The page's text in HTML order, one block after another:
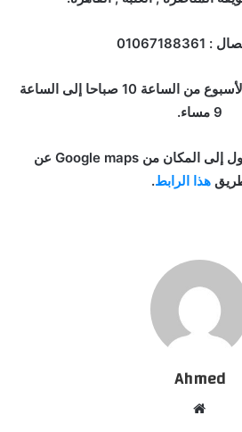
أوقات العمل : جميع أيام الأسبوع من الساعة 10 صباحا إلى الساعة
9 مساء.
اللوكيشن : يمكن الوصول إلى المكان من Google maps عن
هذا الرابط.
Ahmed